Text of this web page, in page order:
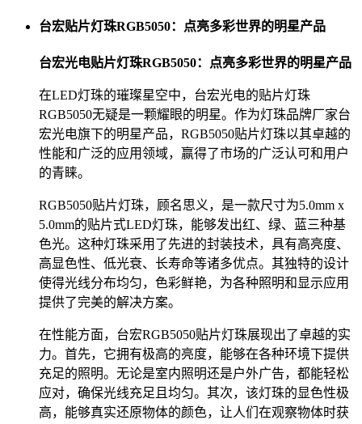
台宏贴片灯珠RGB5050：点亮多彩世界的明星产品
台宏光电贴片灯珠RGB5050：点亮多彩世界的明星产品
在LED灯珠的璀璨星空中，台宏光电的贴片灯珠
RGB5050无疑是一颗耀眼的明星。作为灯珠品牌厂家台
宏光电旗下的明星产品，RGB5050贴片灯珠以其卓越的
性能和广泛的应用领域，赢得了市场的广泛认可和用户
的青睐。
RGB5050贴片灯珠，顾名思义，是一款尺寸为5.0mm x
5.0mm的贴片式LED灯珠，能够发出红、绿、蓝三种基
色光。这种灯珠采用了先进的封装技术，具有高亮度、
高显色性、低光衰、长寿命等诸多优点。其独特的设计
使得光线分布均匀，色彩鲜艳，为各种照明和显示应用
提供了完美的解决方案。
在性能方面，台宏RGB5050贴片灯珠展现出了卓越的实
力。首先，它拥有极高的亮度，能够在各种环境下提供
充足的照明。无论是室内照明还是户外广告，都能轻松
应对，确保光线充足且均匀。其次，该灯珠的显色性极
高，能够真实还原物体的颜色，让人们在观察物体时获